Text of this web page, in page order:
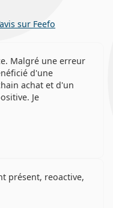
sur Feefo
Malgré une erreur
d'une
achat et d'un
Je
présent, reoactive,